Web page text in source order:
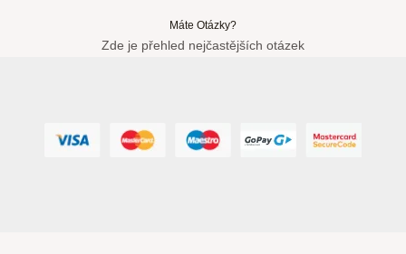
Máte Otázky?
Zde je přehled nejčastějších otázek